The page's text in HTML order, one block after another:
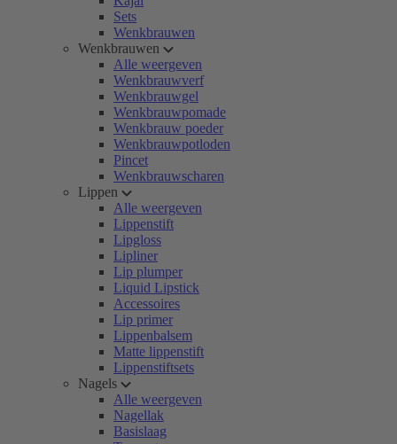
Sets
Wenkbrauwen
Wenkbrauwen
Alle weergeven
Wenkbrauwverf
Wenkbrauwgel
Wenkbrauwpomade
Wenkbrauw poeder
Wenkbrauwpotloden
Pincet
Wenkbrauwscharen
Lippen
Alle weergeven
Lippenstift
Lipgloss
Lipliner
Lip plumper
Liquid Lipstick
Accessoires
Lip primer
Lippenbalsem
Matte lippenstift
Lippenstiftsets
Nagels
Alle weergeven
Nagellak
Basislaag